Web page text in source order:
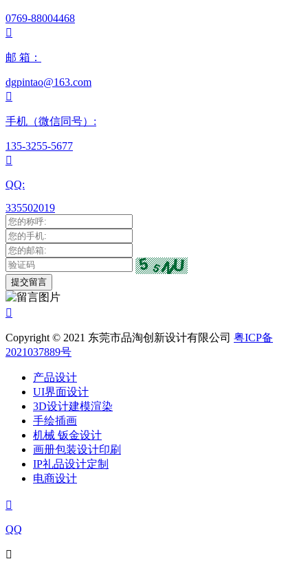
0769-88004468

邮 箱：
dgpintao@163.com

手机（微信同号）:
135-3255-5677

QQ:
335502019

Copyright © 2021 东莞市品淘创新设计有限公司 粤ICP备
2021037889号
产品设计
UI界面设计
3D设计建模渲染
手绘插画
机械 钣金设计
画册包装设计印刷
IP礼品设计定制
电商设计

QQ
